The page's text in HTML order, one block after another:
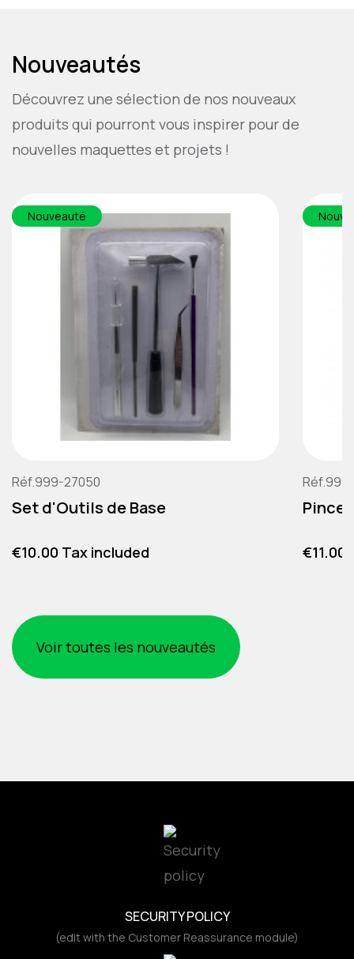
Nouveautés
Découvrez une sélection de nos nouveaux
produits qui pourront vous inspirer pour de
nouvelles maquettes et projets !
Réf.999-27050
Set d'Outils de Base
Price
€10.00 Tax included
Nouveauté
Pince
Price
€11.00
Voir toutes les nouveautés
SECURITY POLICY
(edit with the Customer Reassurance module)